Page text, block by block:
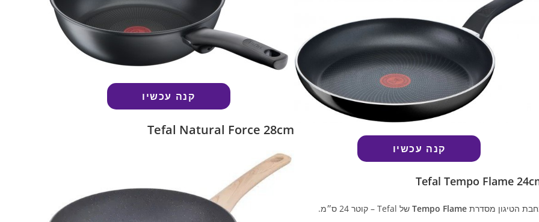
קנה עכשיו
Tefal Tempo Flame
הטיגון מסדרת Tempo Flame של Tefal – קוטר 24 ס״מ.
קנה עכשיו
Tefal Natural Force 28cm